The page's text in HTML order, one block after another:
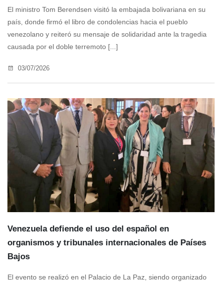
El ministro Tom Berendsen visitó la embajada bolivariana en su
país, donde firmó el libro de condolencias hacia el pueblo
venezolano y reiteró su mensaje de solidaridad ante la tragedia
causada por el doble terremoto [...]
03/07/2026
Venezuela defiende el uso del español en
organismos y tribunales internacionales de Países
Bajos
El evento se realizó en el Palacio de La Paz, siendo organizado